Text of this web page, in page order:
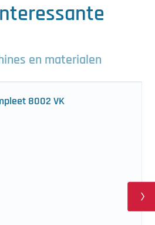
en materialen
8002 VK